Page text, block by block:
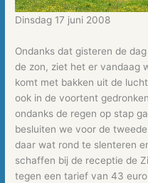
Dinsdag 17 juni 2008
Ondanks dat gisteren de
de zon, ziet het er vandaag
komt met bakken uit de
ook in de voortent
ondanks de regen op stap
besluiten we voor de
daar wat rond te slenteren
schaffen bij de receptie de
tegen een tarief van 43